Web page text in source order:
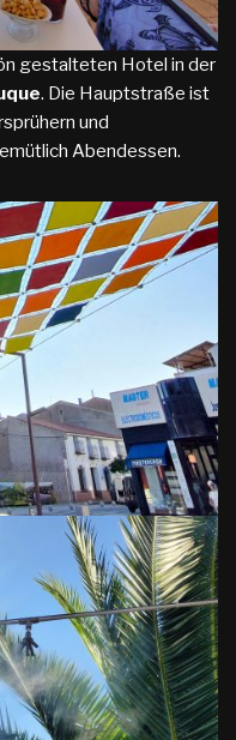
gestalteten Hotel in der
. Die Hauptstraße ist
und
Abendessen.